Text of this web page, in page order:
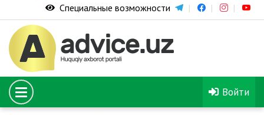
Специальные возможности
Войти